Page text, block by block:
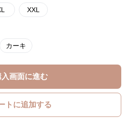
XXL
カーキ
入画面に進む
トに追加する